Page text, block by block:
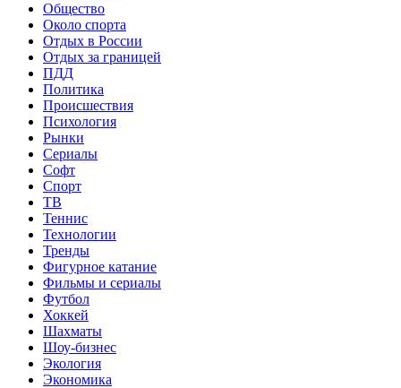
Общество
Около спорта
Отдых в России
Отдых за границей
ПДД
Политика
Происшествия
Психология
Рынки
Сериалы
Софт
Спорт
ТВ
Теннис
Технологии
Тренды
Фигурное катание
Фильмы и сериалы
Футбол
Хоккей
Шахматы
Шоу-бизнес
Экология
Экономика